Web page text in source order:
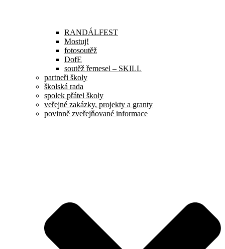
RANDÁLFEST
Mostuj!
fotosoutěž
DofE
soutěž řemesel – SKILL
partneři školy
školská rada
spolek přátel školy
veřejné zakázky, projekty a granty
povinně zveřejňované informace